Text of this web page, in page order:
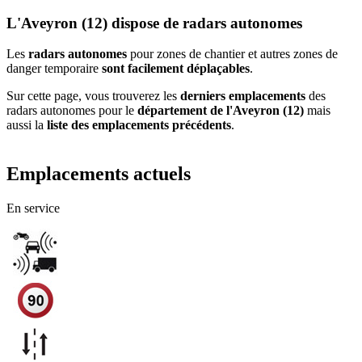
L'Aveyron (12) dispose de radars autonomes
Les radars autonomes pour zones de chantier et autres zones de
danger temporaire sont facilement déplaçables.
Sur cette page, vous trouverez les derniers emplacements des
radars autonomes pour le département de l'Aveyron (12) mais
aussi la liste des emplacements précédents.
Emplacements actuels
En service